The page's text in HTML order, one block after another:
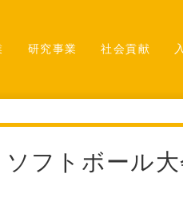
研究事業 社会貢献
フトボール大